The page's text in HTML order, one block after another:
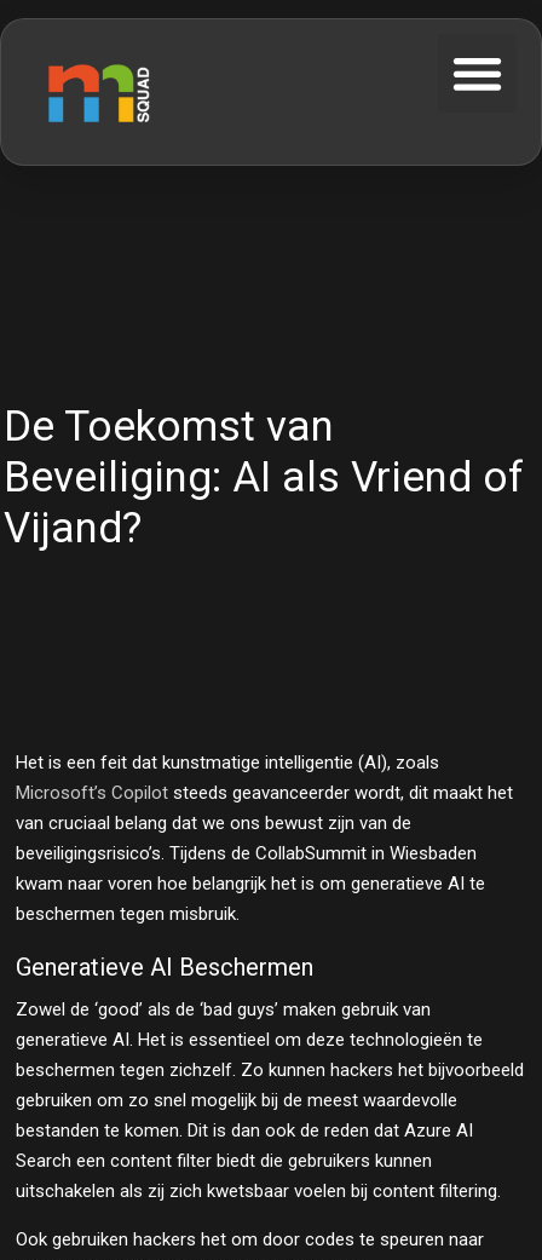
De Toekomst van
Beveiliging: AI als Vriend of
Vijand?
Het is een feit dat kunstmatige intelligentie (AI), zoals
Microsoft’s Copilot steeds geavanceerder wordt, dit maakt het
van cruciaal belang dat we ons bewust zijn van de
beveiligingsrisico’s. Tijdens de CollabSummit in Wiesbaden
kwam naar voren hoe belangrijk het is om generatieve AI te
beschermen tegen misbruik.
Generatieve AI Beschermen
Zowel de ‘good’ als de ‘bad guys’ maken gebruik van
generatieve AI. Het is essentieel om deze technologieën te
beschermen tegen zichzelf. Zo kunnen hackers het bijvoorbeeld
gebruiken om zo snel mogelijk bij de meest waardevolle
bestanden te komen. Dit is dan ook de reden dat Azure AI
Search een content filter biedt die gebruikers kunnen
uitschakelen als zij zich kwetsbaar voelen bij content filtering.
Ook gebruiken hackers het om door codes te speuren naar